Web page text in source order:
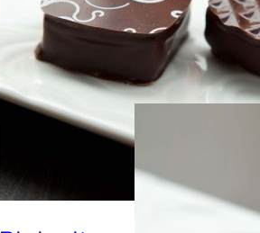
Av
Malin Broman